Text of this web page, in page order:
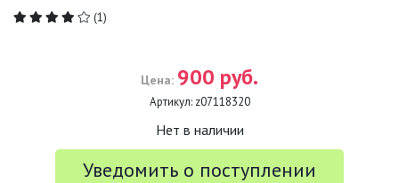
(1)
Цена: 900 руб.
Артикул: z07118320
Нет в наличии
Уведомить о поступлении